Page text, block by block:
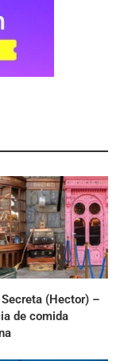
(Hector) –
de comida